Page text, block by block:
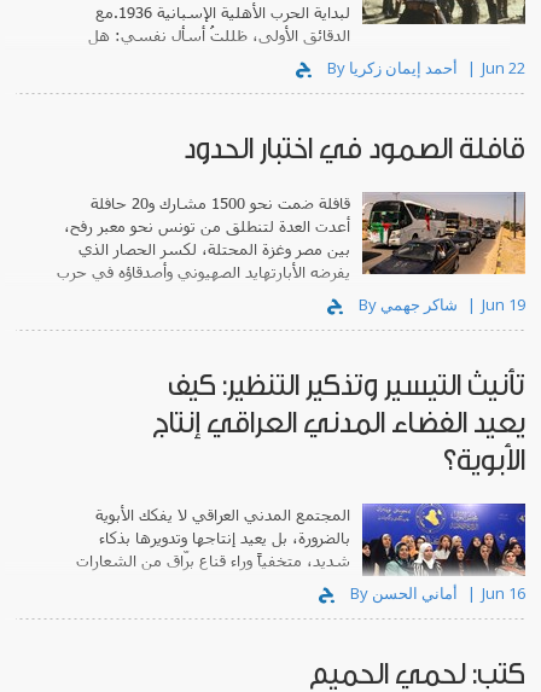
لبداية الحرب الأهلية الإسبانية 1936.مع
الدقائق الأولى، ظللتُ أسأل نفسي: هل
سينتصر الفيلم للثورة الإسبانية؟
Jun 22
قافلة الصمود في اختبار الحدود
قافلة ضمت نحو 1500 مشارك و20 حافلة
أعدت العدة لتنطلق من تونس نحو معبر رفح،
بين مصر وغزة المحتلة، لكسر الحصار الذي
يفرضه الأبارتهايد الصهيوني وأصدقاؤه في حرب
الإبادة التي يسلطها على الفلسطينيين.
Jun 19
تأنيث التيسير وتذكير التنظير: كيف
يعيد الفضاء المدني العراقي إنتاج
الأبوية؟
المجتمع المدني العراقي لا يفكك الأبوية
بالضرورة، بل يعيد إنتاجها وتدويرها بذكاء
شديد، متخفياً وراء قناع برّاق من الشعارات
التقدمية.
Jun 16
كتب: لحمي الحميم